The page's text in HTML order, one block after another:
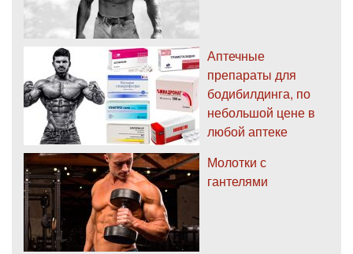
Аптечные
препараты для
бодибилдинга, по
небольшой цене в
любой аптеке
Молотки с
гантелями